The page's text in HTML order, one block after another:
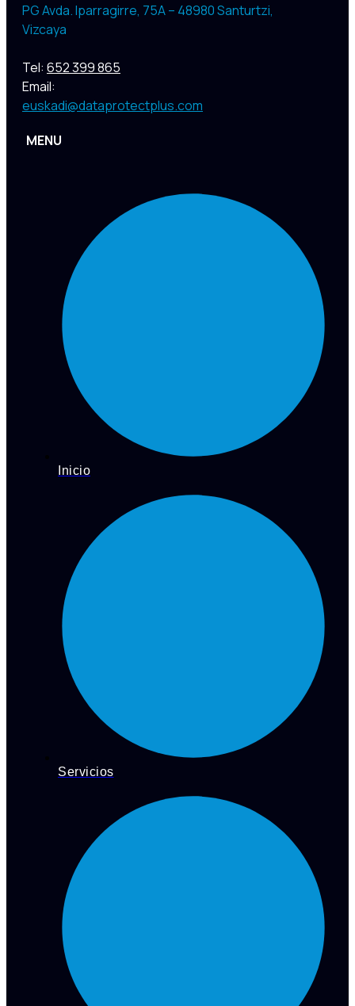
PG Avda. Iparragirre, 75A – 48980 Santurtzi,
Vizcaya
Tel: 652 399 865
Email:
euskadi@dataprotectplus.com
MENU
Inicio
Servicios